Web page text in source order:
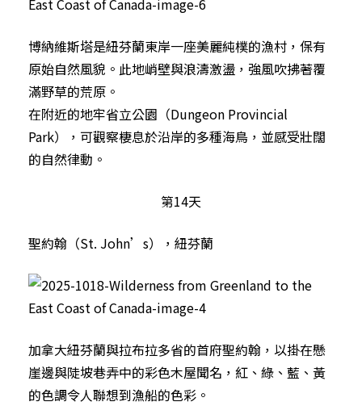
博納維斯塔是紐芬蘭東岸一座美麗純樸的漁村，保有
原始自然風貌。此地峭壁與浪濤激盪，強風吹拂著覆
滿野草的荒原。
在附近的地牢省立公園（Dungeon Provincial
Park），可觀察棲息於沿岸的多種海鳥，並感受壯闊
的自然律動。
第14天
聖約翰（St. John’s），紐芬蘭
加拿大紐芬蘭與拉布拉多省的首府聖約翰，以掛在懸
崖邊與陡坡巷弄中的彩色木屋聞名，紅、綠、藍、黃
的色調令人聯想到漁船的色彩。